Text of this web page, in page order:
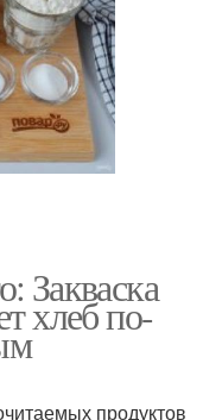
Закваска
хлеб по-
продуктов